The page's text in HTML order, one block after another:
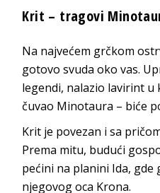
Krit – tragovi
Na najvećem grčkom
gotovo svuda oko vas.
legendi, nalazio lavirint u
čuvao Minotaura – biće
Krit je povezan i sa
Prema mitu, budući
pećini na planini Ida, gde
njegovog oca Krona.